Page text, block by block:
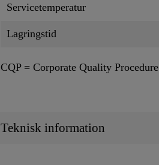
Servicetemperatur
Lagringstid
CQP = Corporate Quality Procedure
Teknisk information